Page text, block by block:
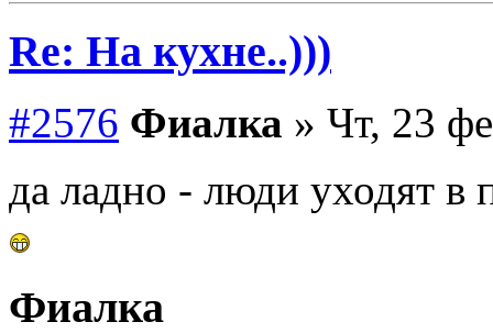
Re: На кухне..)))
#2576 Фиалка » Чт, 23
да ладно - люди уходят в
Фиалка